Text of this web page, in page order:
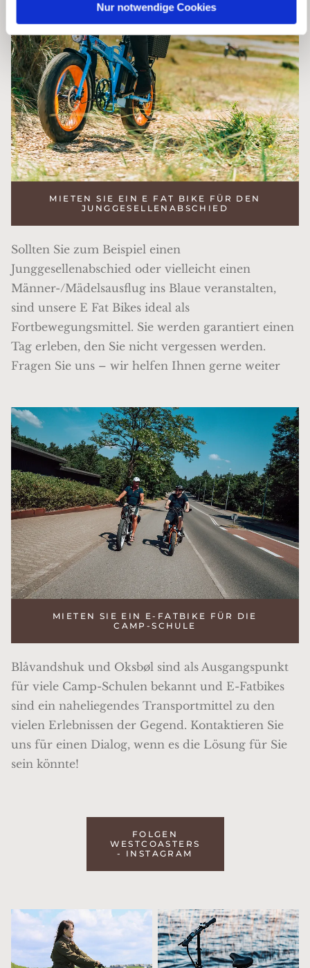
Nur notwendige Cookies
MIETEN SIE EIN E FAT BIKE FÜR DEN
JUNGGESELLENABSCHIED
Sollten Sie zum Beispiel einen
Junggesellenabschied oder vielleicht einen
Männer-/Mädelsausflug ins Blaue veranstalten,
sind unsere E Fat Bikes ideal als
Fortbewegungsmittel. Sie werden garantiert einen
Tag erleben, den Sie nicht vergessen werden.
Fragen Sie uns – wir helfen Ihnen gerne weiter
MIETEN SIE EIN E-FATBIKE FÜR DIE
CAMP-SCHULE
Blåvandshuk und Oksbøl sind als Ausgangspunkt
für viele Camp-Schulen bekannt und E-Fatbikes
sind ein naheliegendes Transportmittel zu den
vielen Erlebnissen der Gegend. Kontaktieren Sie
uns für einen Dialog, wenn es die Lösung für Sie
sein könnte!
FOLGEN
WESTCOASTERS
- INSTAGRAM